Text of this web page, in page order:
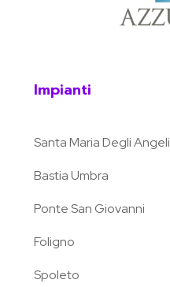
Impianti
Santa Maria Degli Angeli
Bastia Umbra
Ponte San Giovanni
Foligno
Spoleto